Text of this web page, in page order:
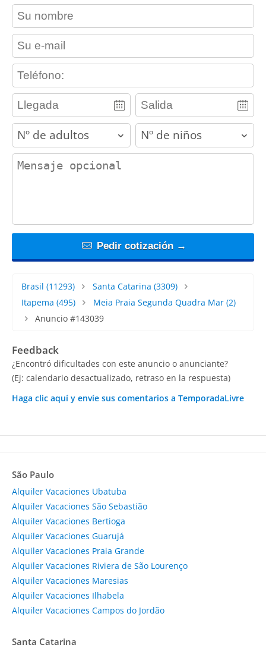
contact_name
contact_email
contact_phone
adults children
contact_message
Pedir cotización →
Brasil (11293) Santa Catarina (3309)
Itapema (495) Meia Praia Segunda Quadra Mar(2)
Anuncio #143039
Feedback
¿Encontró dificultades con este anuncio o anunciante?
(Ej: calendario desactualizado, retraso en la respuesta)
Haga clic aquí y envíe sus comentarios a TemporadaLivre
São Paulo
Alquiler Vacaciones Ubatuba
Alquiler Vacaciones São Sebastião
Alquiler Vacaciones Bertioga
Alquiler Vacaciones Guarujá
Alquiler Vacaciones Praia Grande
Alquiler Vacaciones Riviera de São Lourenço
Alquiler Vacaciones Maresias
Alquiler Vacaciones Ilhabela
Alquiler Vacaciones Campos do Jordão
Santa Catarina